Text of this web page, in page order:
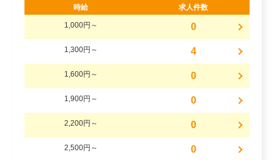
時給 求人件数
1,000円～ 0
1,300円～ 4
1,600円～ 0
1,900円～ 0
2,200円～ 0
2,500円～ 0